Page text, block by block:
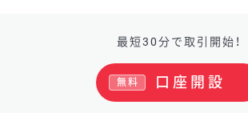
最短30分で取引開始！
口座開設
無料